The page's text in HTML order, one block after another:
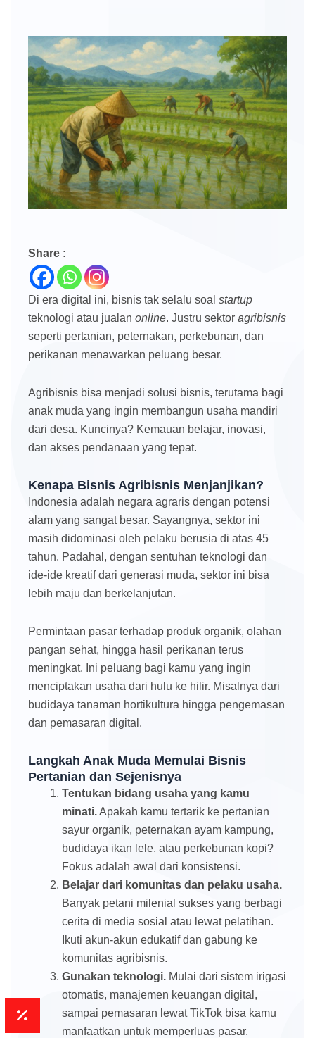
Share :
Di era digital ini, bisnis tak selalu soal startup
teknologi atau jualan online. Justru sektor agribisnis
seperti pertanian, peternakan, perkebunan, dan
perikanan menawarkan peluang besar.
Agribisnis bisa menjadi solusi bisnis, terutama bagi
anak muda yang ingin membangun usaha mandiri
dari desa. Kuncinya? Kemauan belajar, inovasi,
dan akses pendanaan yang tepat.
Kenapa Bisnis Agribisnis Menjanjikan?
Indonesia adalah negara agraris dengan potensi
alam yang sangat besar. Sayangnya, sektor ini
masih didominasi oleh pelaku berusia di atas 45
tahun. Padahal, dengan sentuhan teknologi dan
ide-ide kreatif dari generasi muda, sektor ini bisa
lebih maju dan berkelanjutan.
Permintaan pasar terhadap produk organik, olahan
pangan sehat, hingga hasil perikanan terus
meningkat. Ini peluang bagi kamu yang ingin
menciptakan usaha dari hulu ke hilir. Misalnya dari
budidaya tanaman hortikultura hingga pengemasan
dan pemasaran digital.
Langkah Anak Muda Memulai Bisnis
Pertanian dan Sejenisnya
Tentukan bidang usaha yang kamu
minati.Apakah kamu tertarik ke pertanian
sayur organik, peternakan ayam kampung,
budidaya ikan lele, atau perkebunan kopi?
Fokus adalah awal dari konsistensi.
Belajar dari komunitas dan pelaku usaha.
Banyak petani milenial sukses yang berbagi
cerita di media sosial atau lewat pelatihan.
Ikuti akun-akun edukatif dan gabung ke
komunitas agribisnis.
Gunakan teknologi.Mulai dari sistem irigasi
otomatis, manajemen keuangan digital,
sampai pemasaran lewat TikTok bisa kamu
manfaatkan untuk memperluas pasar.